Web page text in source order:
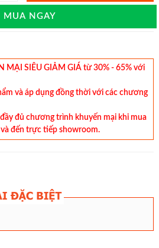
MUA NGAY
MẠI SIÊU GIẢM GIÁ từ 30% - 65% với
và áp dụng đồng thời với các chương
đủ chương trình khuyến mại khi mua
đến trực tiếp showroom.